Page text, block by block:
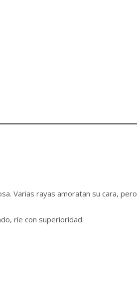
Varias rayas amoratan su cara, pero
ríe con superioridad.